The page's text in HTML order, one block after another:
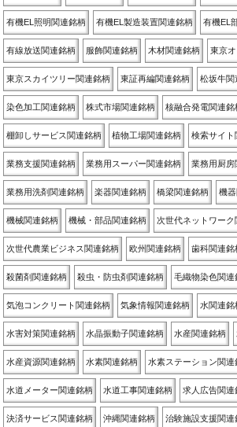
有機EL照明関連銘柄 有機EL製造装置関連銘柄 有機EL
有線放送関連銘柄 服飾関連銘柄 木材関連銘柄 東京
東京スカイツリー関連銘柄 東証再編関連銘柄 松坂牛関
染色加工関連銘柄 株式市場関連銘柄 核融合発電関連銘
棚卸しサービス関連銘柄 植物工場関連銘柄 検索サイト
業務支援関連銘柄 業務用スーパー関連銘柄 業務用厨房
業務用洗剤関連銘柄 楽器関連銘柄 橋梁関連銘柄 機
機械関連銘柄 機械・部品関連銘柄 次世代ネットワーク
次世代農業ビジネス関連銘柄 欧州関連銘柄 歯科関連銘
殺菌剤関連銘柄 殺虫・防虫剤関連銘柄 毛織物染色関連
気泡コンクリート関連銘柄 気象情報関連銘柄 水関連銘
水害対策関連銘柄 水晶振動子関連銘柄 水産関連銘柄
水産資源関連銘柄 水素関連銘柄 水素ステーション関連
水道メーター関連銘柄 水道工事関連銘柄 求人広告関連
決済サービス関連銘柄 沖縄関連銘柄 治験施設支援関連